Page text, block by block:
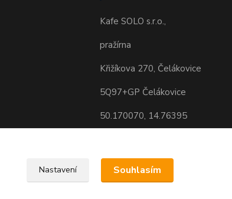
Kafe SOLO s.r.o.,
pražírna
Křižíkova 270, Čelákovice
5Q97+GP Čelákovice
50.170070, 14.76395
Nastavení Souhlasím